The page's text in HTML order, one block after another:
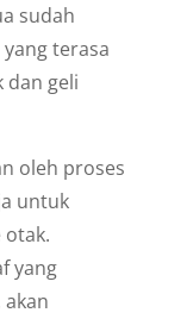
sudah
terasa
dan geli
oleh proses
untuk
otak.
yang